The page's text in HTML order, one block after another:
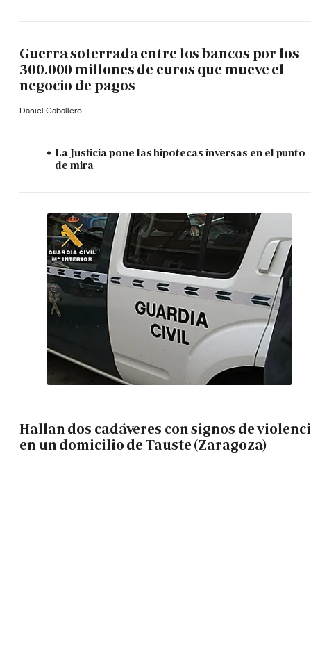
Guerra soterrada entre los bancos por los
300.000 millones de euros que mueve el
negocio de pagos
Daniel Caballero
La Justicia pone las hipotecas inversas en el punto
de mira
Hallan dos cadáveres con signos de
en un domicilio de Tauste (Zaragoza)